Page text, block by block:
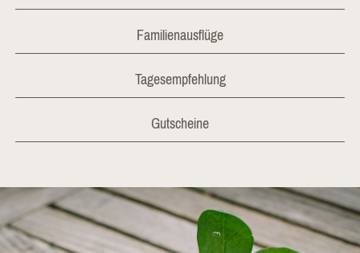
Familienausflüge
Tagesempfehlung
Gutscheine